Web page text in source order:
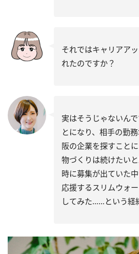
それではキャリアア
れたのですか？
実はそうじゃないん
とになり、相手の勤
阪の企業を探すこと
物づくりは続けたい
時に募集が出ていた
応援するスリムウォ
してみた……という経